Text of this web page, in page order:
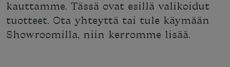
kauttamme. Tässä ovat esillä valikoidut
tuotteet. Ota yhteyttä tai tule käymään
Showroomilla, niin kerromme lisää.